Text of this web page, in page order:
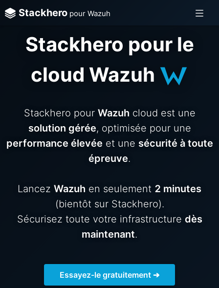
Stackhero pour Wazuh
ChatWoot
Code-Hero
Stackhero pour le
cloud Wazuh
Stackhero pour Wazuh cloud est une
solution gérée, optimisée pour une
performance élevée et une sécurité à toute
épreuve.
Lancez Wazuh en seulement 2 minutes
(bientôt sur Stackhero).
Sécurisez toute votre infrastructure dès
maintenant.
Essayez-le gratuitement ➔